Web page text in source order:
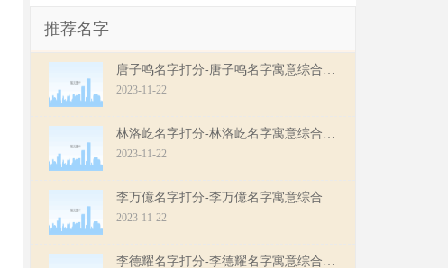
推荐名字
2023-11-22
2023-11-22
2023-11-22